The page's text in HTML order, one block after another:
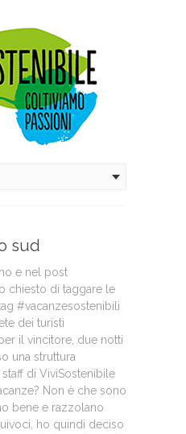
sud
e nel post
chiesto di taggare le
#vacanzesostenibili
dei turisti
il vincitore, due notti
una struttura
di ViviSostenibile
Non è che sono
bene e razzolano
ho quindi deciso